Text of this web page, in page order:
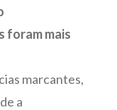
foram mais
marcantes,
a